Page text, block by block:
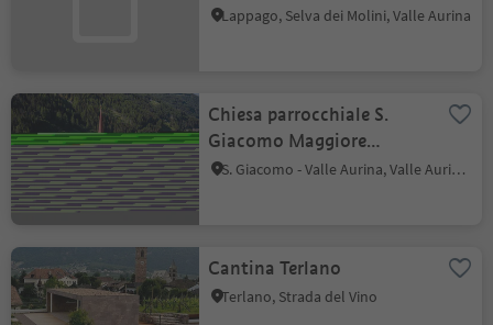
Lappago, Selva dei Molini, Valle Aurina
Chiesa parrocchiale S.
Giacomo Maggiore
Apostolo a San Giacomo
S. Giacomo - Valle Aurina, Valle Aurina, Valle Aurina
Cantina Terlano
Terlano, Strada del Vino